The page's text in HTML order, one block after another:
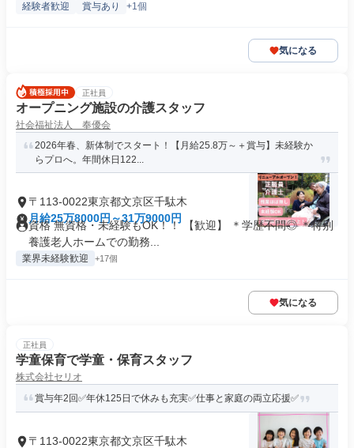
経験者歓迎 賞与あり +1個
気になる
正社員
オープニング施設の介護スタッフ
社会福祉法人 奉優会
2026年春、新体制でスタート！【月給25.8万～＋賞与】未経験か
らプロへ。年間休日122...
〒113-0022東京都文京区千駄木
月給25万8000円～31万9000円
資格 無資格・未経験もOK！！ 【歓迎】 ＊学歴不問◎ ＊特別
養護老人ホームでの勤務...
業界未経験歓迎 +17個
気になる
正社員
学童保育で学童・保育スタッフ
株式会社セリオ
賞与年2回✅年休125日で休みも充実✅仕事と家庭の両立応援✅
〒113-0022東京都文京区千駄木